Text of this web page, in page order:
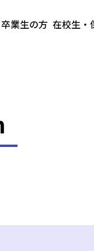
卒業生の方 在校生・